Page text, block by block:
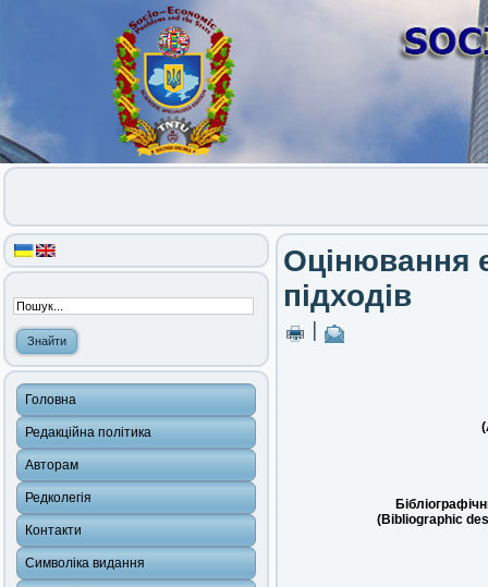
Головна
Редакційна політика
Авторам
Редколегія
Контакти
Символіка видання
Оцінювання
підходів
(Bibliographic